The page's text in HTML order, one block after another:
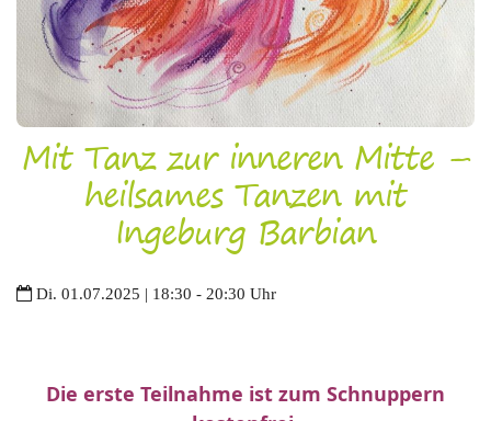
Mit Tanz zur inneren Mitte –
heilsames Tanzen mit
Ingeburg Barbian
Di. 01.07.2025 | 18:30 - 20:30 Uhr
Die erste Teilnahme ist zum Schnuppern